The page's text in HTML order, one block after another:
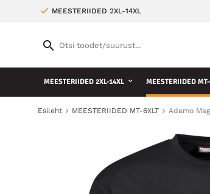
MEESTERIIDED 2XL-14XL
MEESTERIIDED 2XL-14XL MEESTERIIDED
Esileht MEESTERIIDED MT-6XLT Adamo